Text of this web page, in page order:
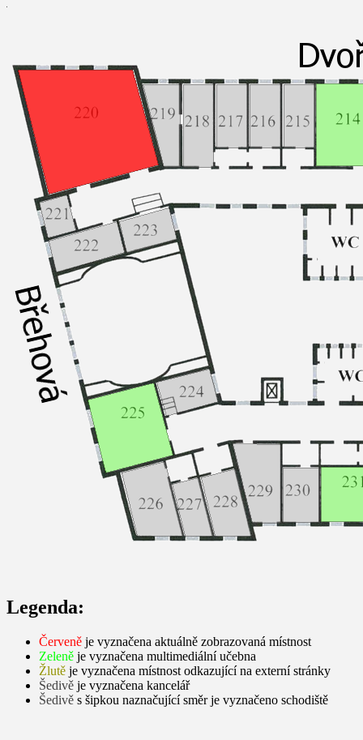
Legenda:
Červeně je vyznačena aktuálně zobrazovaná místnost
Zeleně je vyznačena multimediální učebna
Žlutě je vyznačena místnost odkazující na externí stránky
Šedivě je vyznačena kancelář
Šedivě s šipkou naznačující směr je vyznačeno schodiště